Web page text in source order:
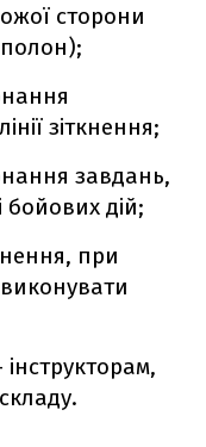
сторони
зіткнення;
завдань,
бойових дій;
при